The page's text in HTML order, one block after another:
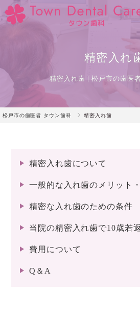
精密入れ
精密入れ歯 | 松戸市の歯医
松戸市の歯医者 タウン歯科 精密入れ歯
精密入れ歯について
一般的な入れ歯のメリット
精密な入れ歯のための条件
当院の精密入れ歯で10歳若
費用について
Q＆A